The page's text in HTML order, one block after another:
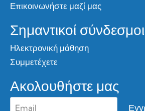
Επικοινωνήστε μαζί μας
Σημαντικοί σύνδεσμοι
Ηλεκτρονική μάθηση
Συμμετέχετε
Ακολουθήστε μας